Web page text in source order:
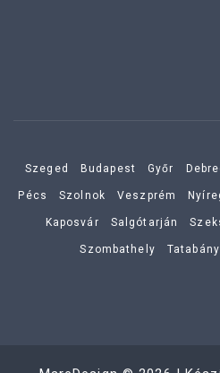
Szeged Budapest Győr
Pécs Szolnok Veszprém
Kaposvár Salgótarján
Szombathely